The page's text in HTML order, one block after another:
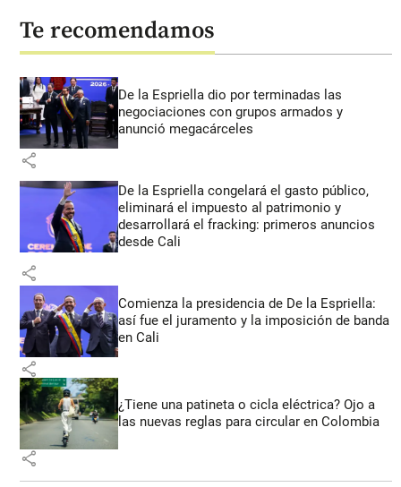
Te recomendamos
De la Espriella dio por terminadas las
negociaciones con grupos armados y
anunció megacárceles
share
De la Espriella congelará el gasto público,
eliminará el impuesto al patrimonio y
desarrollará el fracking: primeros anuncios
desde Cali
share
Comienza la presidencia de De la Espriella:
así fue el juramento y la imposición de banda
en Cali
share
¿Tiene una patineta o cicla eléctrica? Ojo a
las nuevas reglas para circular en Colombia
share